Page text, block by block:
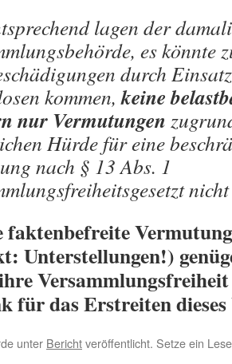
lagen der
es könnte
durch
kommen,keine
nur Vermutungen
Hürde für eine
nach § 13 Abs. 1
faktenbefreite
Unterstellungen!)
Versammlungsfreiheit
für das Erstreiten
unter Berichtveröffentlicht. Setze ein